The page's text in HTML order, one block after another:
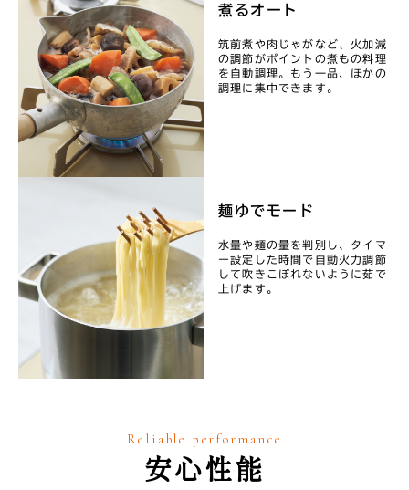
煮るオート
筑前煮や肉じゃがなど、火加減
の調節がポイントの煮もの料理
を自動調理。もう一品、ほかの
調理に集中できます。
麺ゆでモード
水量や麺の量を判別し、タイマ
ー設定した時間で自動火力調節
して吹きこぼれないように茹で
上げます。
Reliable performance
安心性能